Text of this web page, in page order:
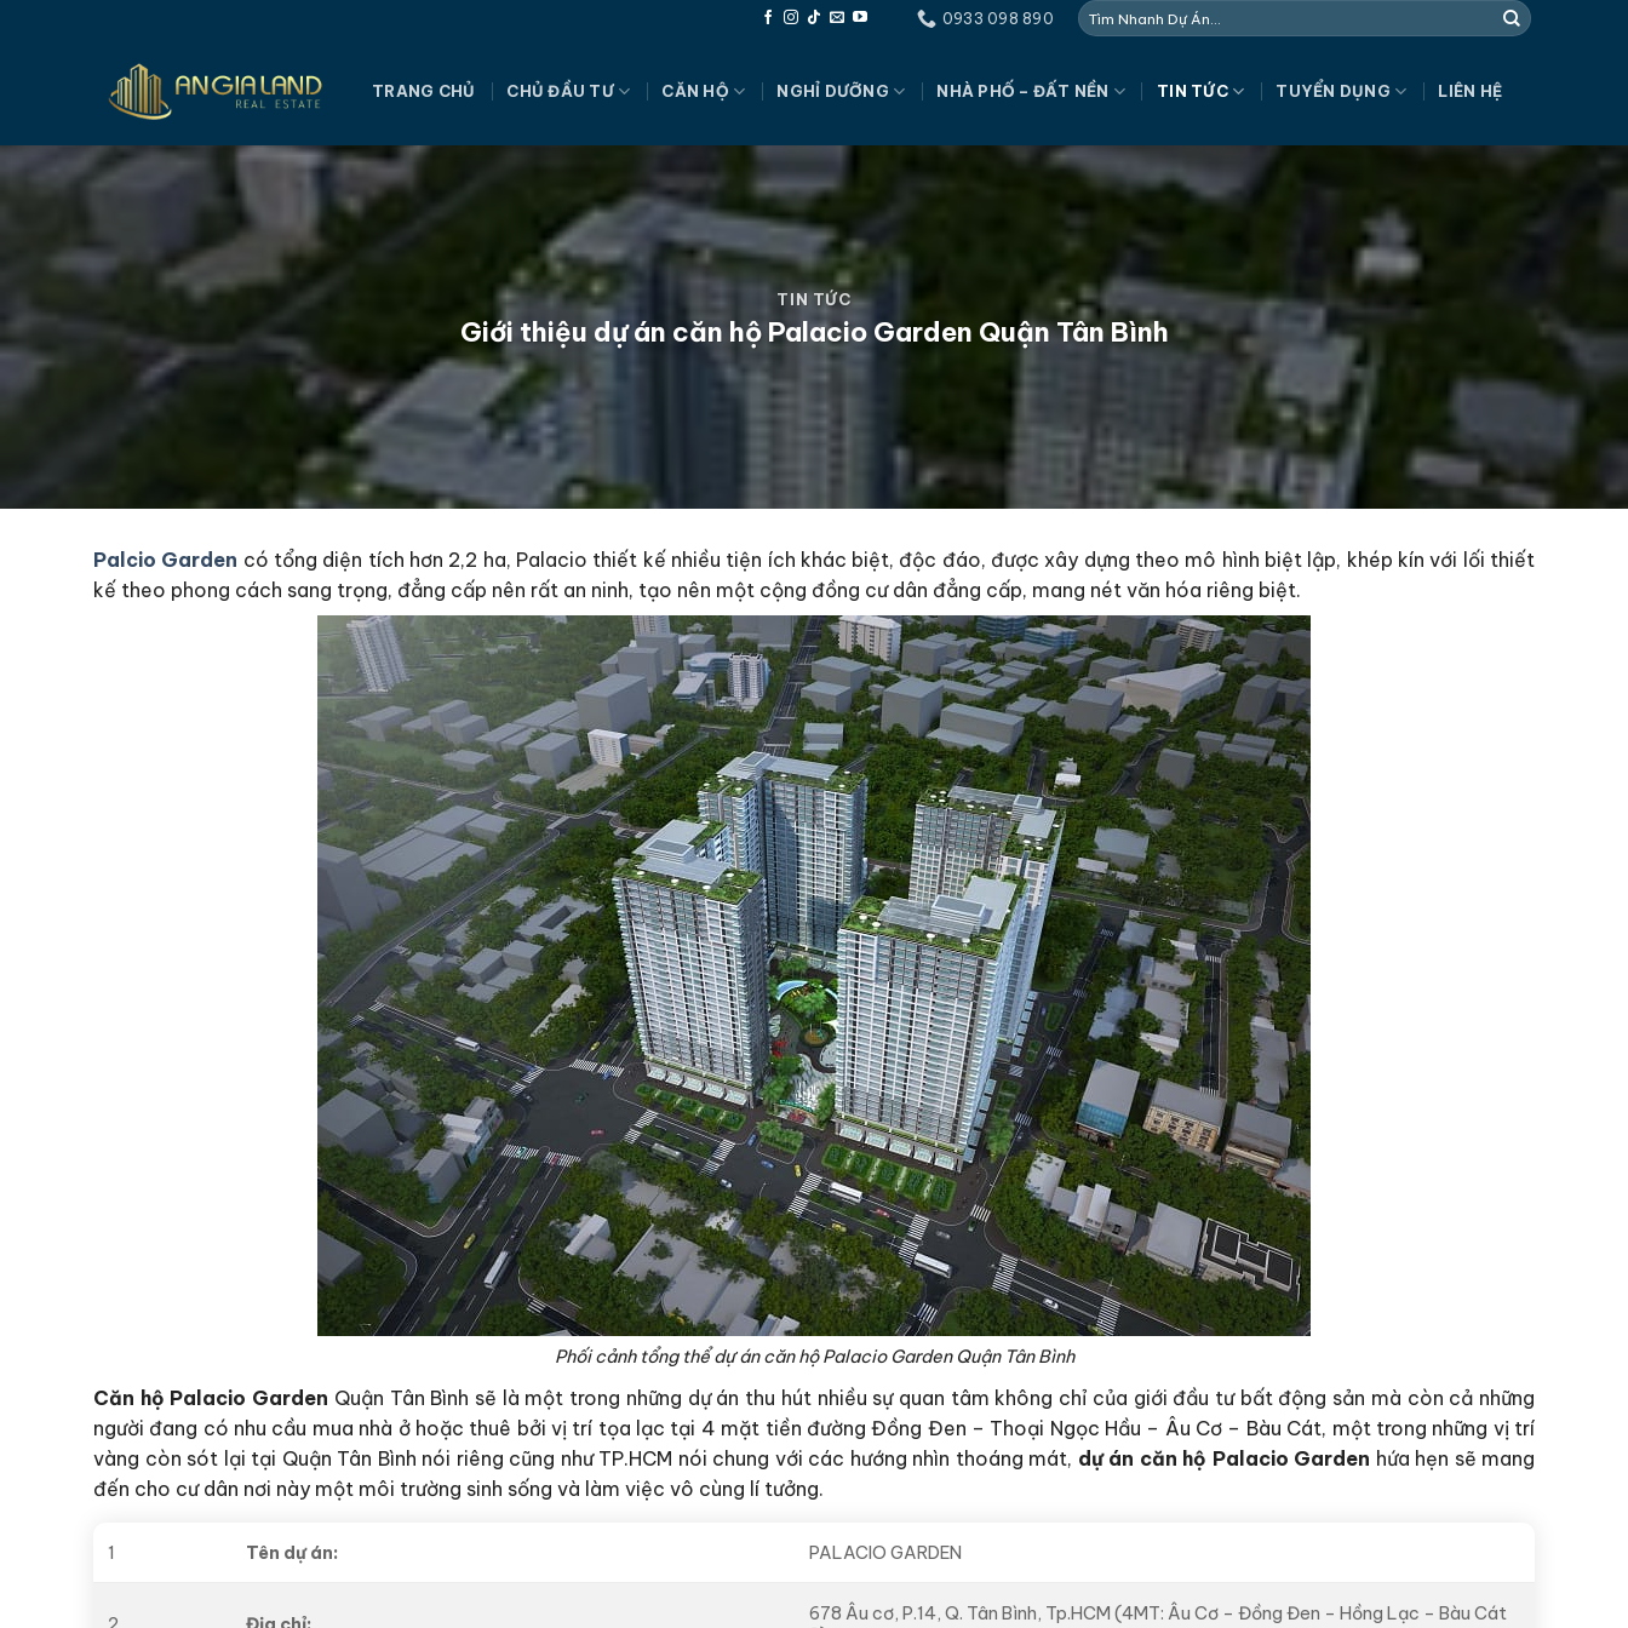
0933 098 890
TRANG CHỦ CHỦ ĐẦU TƯ CĂN HỘ NGHỈ DƯỠNG NHÀ PHỐ – ĐẤT NỀN TIN TỨC TUYỂN DỤNG LIÊN HỆ
TIN TỨC
Giới thiệu dự án căn hộ Palacio Garden Quận Tân Bình
Palcio Garden có tổng diện tích hơn 2,2 ha, Palacio thiết kế nhiều tiện ích khác biệt, độc đáo, được xây dựng theo mô hình biệt lập, khép kín với lối thiết
kế theo phong cách sang trọng, đẳng cấp nên rất an ninh, tạo nên một cộng đồng cư dân đẳng cấp, mang nét văn hóa riêng biệt.
Phối cảnh tổng thể dự án căn hộ Palacio Garden Quận Tân Bình
Căn hộ Palacio Garden Quận Tân Bình sẽ là một trong những dự án thu hút nhiều sự quan tâm không chỉ của giới đầu tư bất động sản mà còn cả những
người đang có nhu cầu mua nhà ở hoặc thuê bởi vị trí tọa lạc tại 4 mặt tiền đường Đồng Đen – Thoại Ngọc Hầu – Âu Cơ – Bàu Cát, một trong những vị trí
vàng còn sót lại tại Quận Tân Bình nói riêng cũng như TP.HCM nói chung với các hướng nhìn thoáng mát, dự án căn hộ Palacio Garden hứa hẹn sẽ mang
đến cho cư dân nơi này một môi trường sinh sống và làm việc vô cùng lí tưởng.
1 Tên dự án: PALACIO GARDEN
678 Âu cơ, P.14, Q. Tân Bình, Tp.HCM (4MT: Âu Cơ – Đồng Đen – Hồng Lạc – Bàu Cát